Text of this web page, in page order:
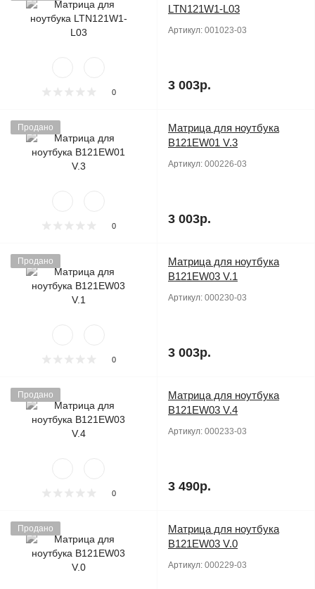
0
LTN121W1-L03
Артикул: 001023-03
3 003р.
Продано
0
Матрица для ноутбука
B121EW01 V.3
Артикул: 000226-03
3 003р.
Продано
0
Матрица для ноутбука
B121EW03 V.1
Артикул: 000230-03
3 003р.
Продано
0
Матрица для ноутбука
B121EW03 V.4
Артикул: 000233-03
3 490р.
Продано
Матрица для ноутбука
B121EW03 V.0
Артикул: 000229-03